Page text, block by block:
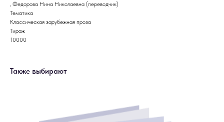
, Федорова Нина Николаевна (переводчик)
Тематика
Классическая зарубежная проза
Тираж
10000
Также выбирают